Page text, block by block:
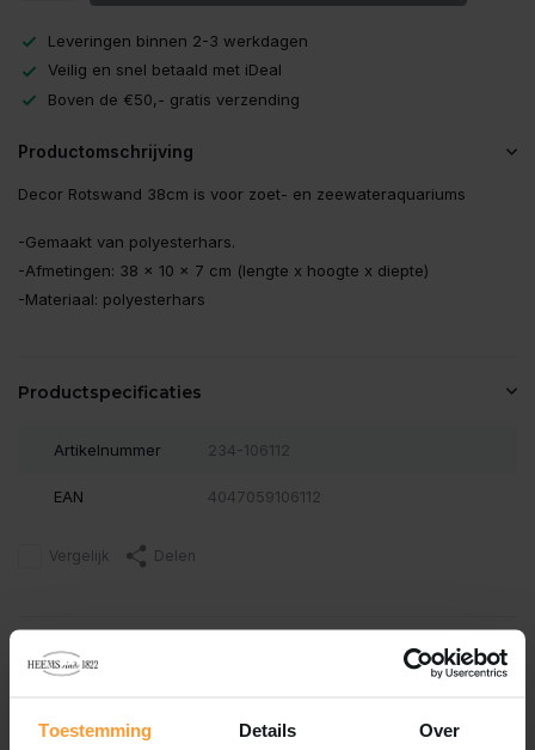
Toestemming Details Over
Leveringen binnen 2-3 werkdagen
Veilig en snel betaald met iDeal
Boven de €50,- gratis verzending
Productomschrijving
Decor Rotswand 38cm is voor zoet- en zeewateraquariums
-Gemaakt van polyesterhars.
-Afmetingen: 38 x 10 x 7 cm (lengte x hoogte x diepte)
-Materiaal: polyesterhars
Productspecificaties
Artikelnummer 234-106112
EAN 4047059106112
Vergelijk Delen
Reviews